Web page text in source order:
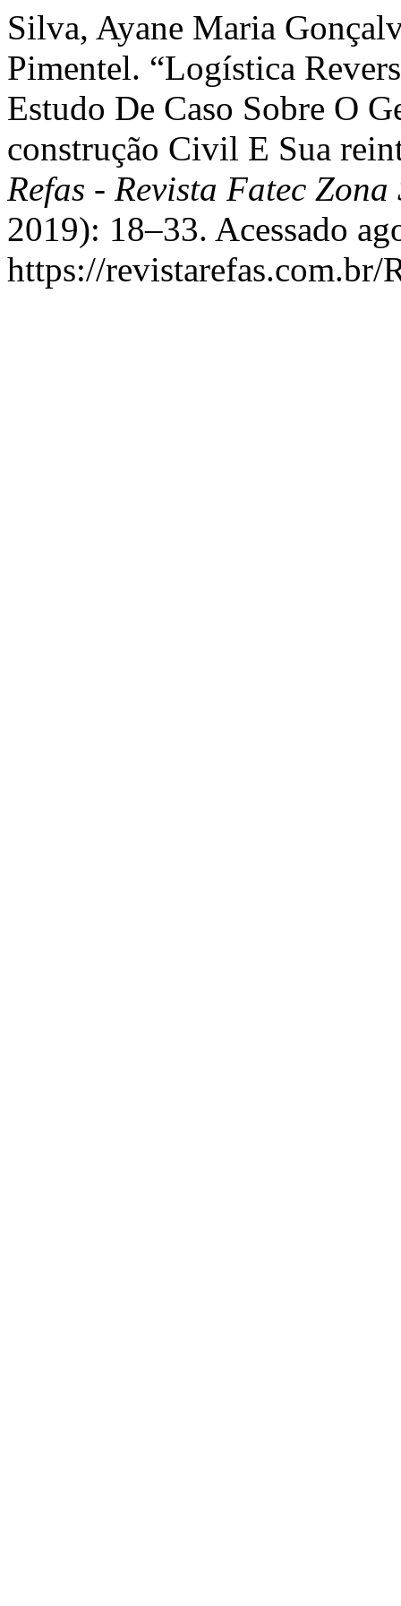
Silva, Ayane Maria
Pimentel. “Logística
Estudo De Caso Sobre O
construção Civil E Sua
Refas - Revista Fatec Zona
2019): 18–33. Acessado
https://